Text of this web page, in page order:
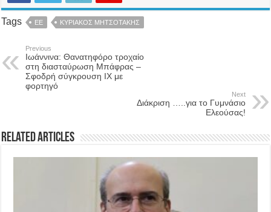
Tags ΕΕ ΚΥΡΙΑΚΟΣ ΜΗΤΣΟΤΑΚΗΣ
Previous
Ιωάννινα: Θανατηφόρο τροχαίο
στη διασταύρωση Μπάφρας –
Σφοδρή σύγκρουση ΙΧ με
φορτηγό
Next
Διάκριση …..για το Γυμνάσιο
Ελεούσας!
Related Articles